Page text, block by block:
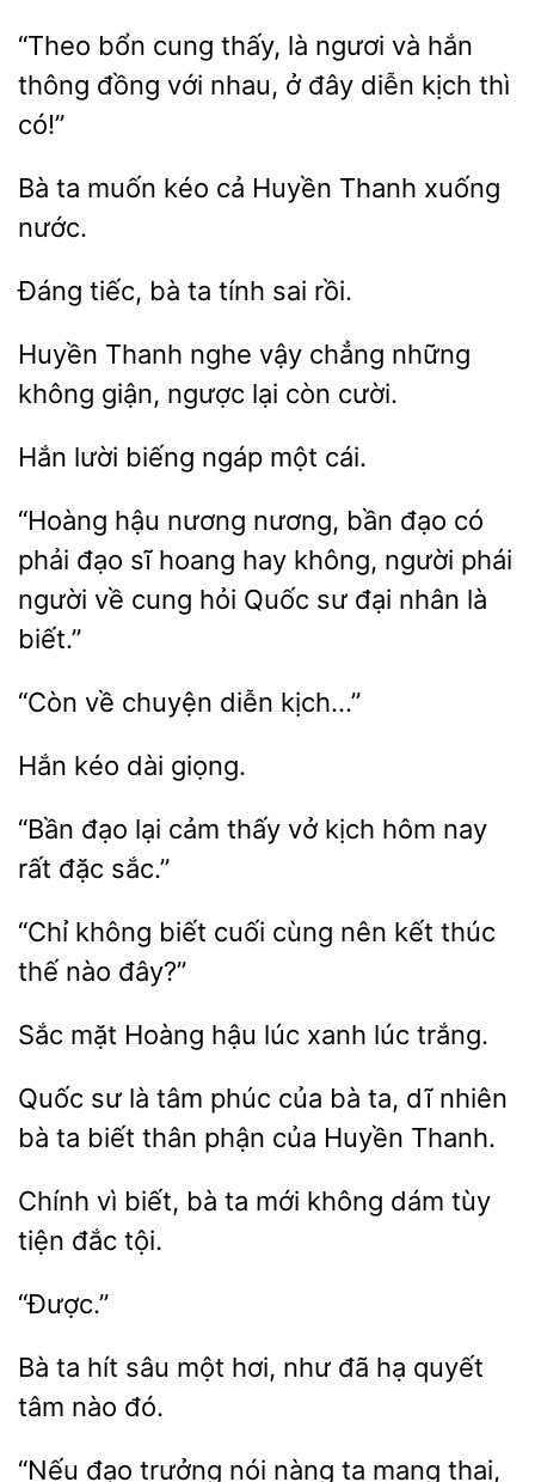
“Theo cung thấy, là ngươi
hắn
thông
với nhau, ở đây diễn kịch thì
có!”
ta kéo cả Huyền Thanh xuống
tiếc, tính sai rồi.
nghe vậy
những
không giận, ngược lại còn cười.
Hắn ngáp một
“Hoàng hậu nương nương, bần đạo có
phải đạo sĩ hoang hay không,
phái
người
cung hỏi Quốc sư đại nhân
biết.”
về diễn
kéo
“Bần đạo cảm thấy vở kịch
nay
rất đặc
“Chỉ không
cuối cùng nên kết
nào đây?”
Sắc Hoàng hậu lúc trắng.
Quốc sư tâm phúc của
dĩ nhiên
bà ta biết thân phận của Huyền Thanh.
Chính vì biết,
mới không dám
tiện đắc tội.
“Được.”
Bà ta
sâu một hơi, như đã hạ
nào đó.
“Nếu đạo nói
ta mang